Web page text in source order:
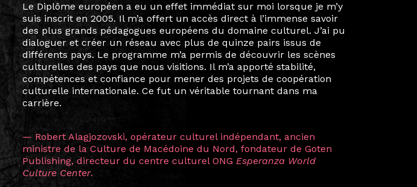
Le destin a voulu que ma vie privée et ma vie professionnelle dans les
arts soient étroitement liées. Durant mon année au sein du Diplôme
Marcel Hicter, j’ai intégré un réseau européen aussi inattendu que
vibrant, qui s’est étendu bien au-delà de la salle de classe. En
quelques mois, j’invitais mes camarades à collaborer sur des projets
allant de Baguio City à Pékin, de Helsinki à Kuala Lumpur, Langkawi,
Manille, Tokyo et Varsovie, renforçant ainsi ma vision de curatrice
consistant à connecter des artistes à travers les disciplines et les
continents.
L’une des rencontres les plus marquantes fut celle avec ma
consœur HicterienneRuthe Zuntz — une amitié dont la générosité et
la vision ont transformé ma trajectoire et m’ont conduite de
Singapour à Berlin pendant près d’une décennie. Aujourd’hui encore,
les amitiés forgées durant cette année intense et inspirante